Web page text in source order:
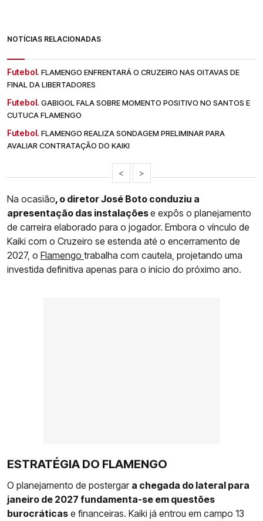
NOTÍCIAS RELACIONADAS
Futebol. FLAMENGO ENFRENTARÁ O CRUZEIRO NAS OITAVAS DE
FINAL DA LIBERTADORES
Futebol. GABIGOL FALA SOBRE MOMENTO POSITIVO NO SANTOS E
CUTUCA FLAMENGO
Futebol. FLAMENGO REALIZA SONDAGEM PRELIMINAR PARA
AVALIAR CONTRATAÇÃO DO KAIKI
< >
Na ocasião, o diretor José Boto conduziu a
apresentação das instalaçõese expôs o planejamento
de carreira elaborado para o jogador. Embora o vínculo de
Kaiki com o Cruzeiro se estenda até o encerramento de
2027, o Flamengo trabalha com cautela, projetando uma
investida definitiva apenas para o início do próximo ano.
ESTRATÉGIA DO FLAMENGO
O planejamento de postergar a chegada do lateral para
janeiro de 2027 fundamenta-se em questões
burocráticas e financeiras. Kaiki já entrou em campo 13